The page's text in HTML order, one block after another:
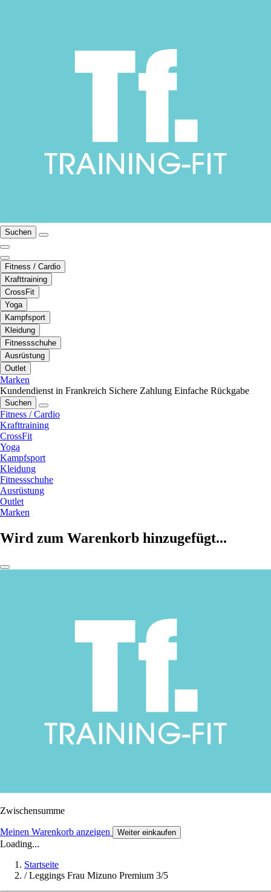
Suchen
Fitness / Cardio
Krafttraining
CrossFit
Yoga
Kampfsport
Kleidung
Fitnessschuhe
Ausrüstung
Outlet
Marken
Kundendienst in Frankreich Sichere Zahlung Einfache Rückgabe
Suchen
Fitness / Cardio
Krafttraining
CrossFit
Yoga
Kampfsport
Kleidung
Fitnessschuhe
Ausrüstung
Outlet
Marken
Wird zum Warenkorb hinzugefügt...
Zwischensumme
Meinen Warenkorb anzeigen Weiter einkaufen
Loading...
Startseite
/ Leggings Frau Mizuno Premium 3/5